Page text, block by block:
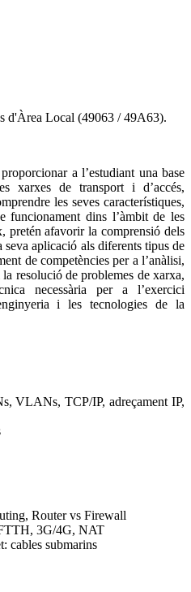
d'Àrea Local (49063 / 49A63).
a l’estudiant una base
xarxes de transport i d’accés,
les seves característiques,
funcionament dins l’àmbit de les
pretén afavorir la comprensió dels
aplicació als diferents tipus de
de competències per a l’anàlisi,
resolució de problemes de xarxa,
necessària per a l’exercici
i les tecnologies de la
VLANs, TCP/IP, adreçament IP,
Router vs Firewall
3G/4G, NAT
cables submarins